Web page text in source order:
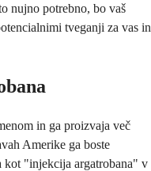
nujno potrebno, bo vaš
tveganji za vas in
in ga proizvaja več
Amerike ga boste
kot "injekcija argatrobana" v